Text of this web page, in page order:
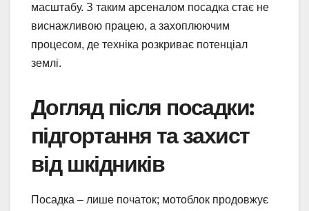
масштабу. З таким арсеналом посадка стає не
виснажливою працею, а захоплюючим
процесом, де техніка розкриває потенціал
землі.
Догляд після посадки:
підгортання та захист
від шкідників
Посадка – лише початок; мотоблок продовжує